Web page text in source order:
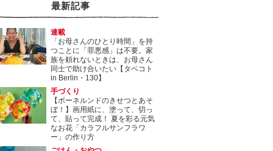
最新記事
連載
「お母さんのひとり時間」を持
つことに「罪悪感」は不要。家
族を頼れないときは、お母さん
同士で助け合いたい【タベコト
in Berlin・130】
手づくり
【ボーネルンドのきせつとあそ
ぼ！】画用紙に、塗って、切っ
て、貼って完成！ 夏を彩る元気
なお花「カラフルサンフラワ
ー」の作り方